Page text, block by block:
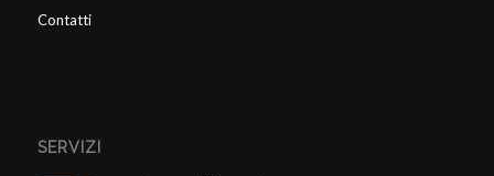
Contatti
SERVIZI